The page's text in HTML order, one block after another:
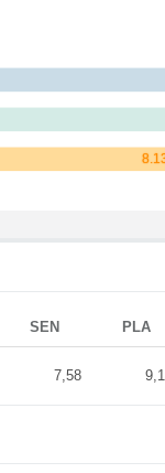
SEN PLA
7,58